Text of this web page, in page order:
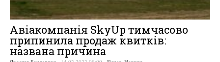
Авіакомпанія SkyUp тимчасово
припинила продаж квитків:
названа причина